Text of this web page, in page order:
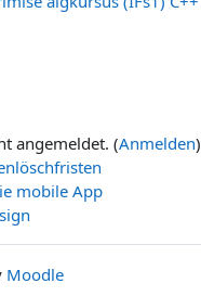
angemeldet. (Anmelden)
mobile App
Moodle